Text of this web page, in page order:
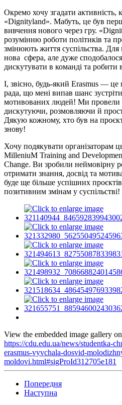
Окремо хочу згадати активність,
«Dignityland». Мабуть, це був
вивчення нового через гру.
розумінню роботи політиків та
змінюють життя суспільства.
нова сфера, але дуже
дискутувати в команді та робити
І, звісно, будь-який Erasmus —
рада, що мені випав шанс
мотивованих людей! Ми провели
дискутуючи, розмовляючи й
Дякую кожному, хто був на
знову!
Хочу подякувати організаторам
MilleniuM Training and
Change. Ви зробили неймовірну
отримати знання, досвід та
буде ще більше успішних
позитивним змінам у суспільстві!
View the embedded image gallery
https://cdu.edu.ua/news/studentka-
erasmus-vyvchala-dosvid-
moldovi.html#sigProId312705e181
Попередня
Наступна